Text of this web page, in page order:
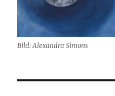
Bild: Alexandra Simons